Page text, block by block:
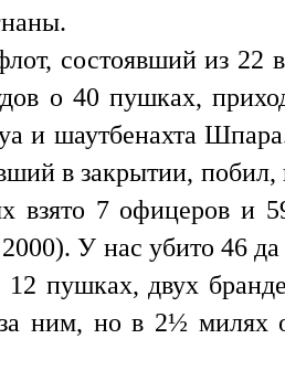
состоявший из 22
о 40 пушках,
и шаутбенахта
в закрытии, побил,
взято 7 офицеров и
У нас убито 46
пушках, двух
ним, но в 2½ милях